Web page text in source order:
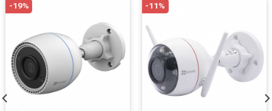
Báo động qua tin nhắn/cuộc gọi.
Xem video thông qua phần mềm Hik-connect.
Cấu hình thông qua Web, ứng dụng di động.
Hỗ trợ tối đa
vùng không dây.
Hỗ trợ kế nối:
2bộ lặp, 4loa,
-19% -11%